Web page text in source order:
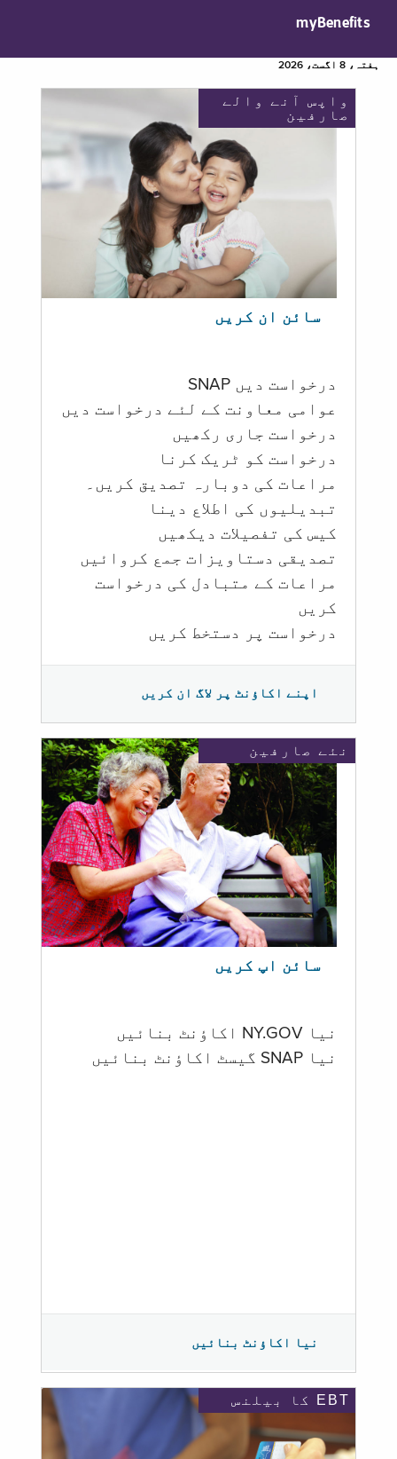
myBenefits
ہفتہ، 8 اگست، 2026
واپس آنے والے
صارفین
سائن ان کریں
درخواست دیں SNAP
عوامی معاونت کے لئے درخواست دیں
درخواست جاری رکھیں
درخواست کو ٹریک کرنا
مراعات کی دوبارہ تصدیق کریں۔
تبدیلیوں کی اطلاع دینا
کیس کی تفصیلات دیکھیں
تصدیقی دستاویزات جمع کروائیں
مراعات کے متبادل کی درخواست
کریں
درخواست پر دستخط کریں
اپنے اکاؤنٹ پر لاگ ان کریں
نئے صارفین
سائن اپ کریں
نیا NY.GOV اکاؤنٹ بنائیں
نیا SNAP گیسٹ اکاؤنٹ بنائیں
نیا اکاؤنٹ بنائیں
EBT کا بیلنس